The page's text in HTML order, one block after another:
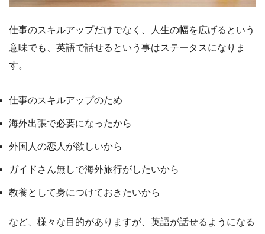
仕事のスキルアップだけでなく、人生の幅を広げるという
意味でも、英語で話せるという事はステータスになりま
す。
仕事のスキルアップのため
海外出張で必要になったから
外国人の恋人が欲しいから
ガイドさん無しで海外旅行がしたいから
教養として身につけておきたいから
など、様々な目的がありますが、英語が話せるようになる